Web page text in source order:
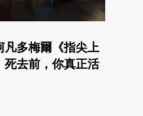
凡多梅爾《指尖上
死去前，你真正活